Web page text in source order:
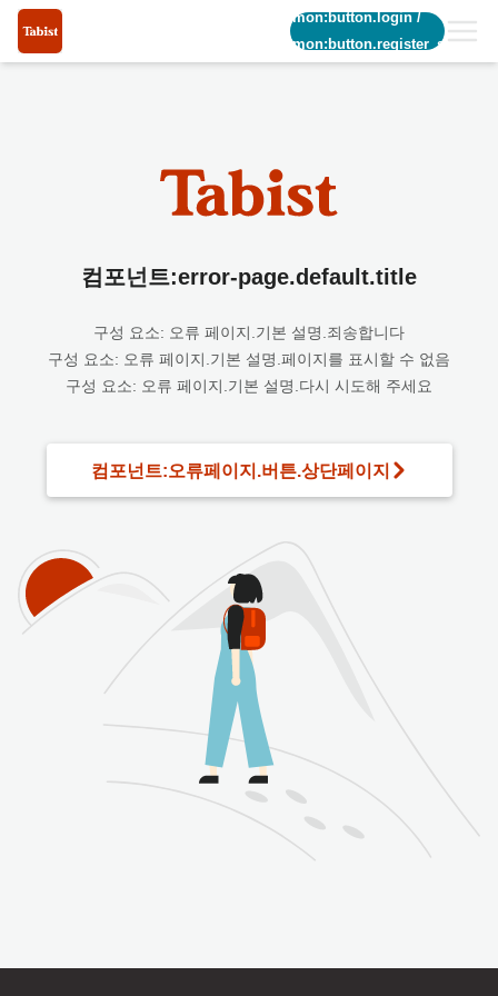
common:button.login/
common:button.register_short
컴포넌트:error-page.default.title
구성 요소: 오류 페이지.기본 설명.죄송합니다
구성 요소: 오류 페이지.기본 설명.페이지를 표시할 수 없음
구성 요소: 오류 페이지.기본 설명.다시 시도해 주세요
컴포넌트:오류페이지.버튼.상단페이지